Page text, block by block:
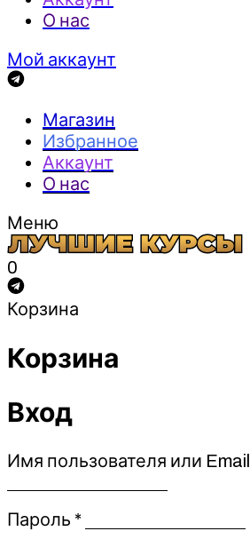
О нас
Мой аккаунт
Магазин
Избранное
Аккаунт
О нас
Меню
0
Корзина
Корзина
Вход
Имя пользователя или Email
Пароль *Обязательно